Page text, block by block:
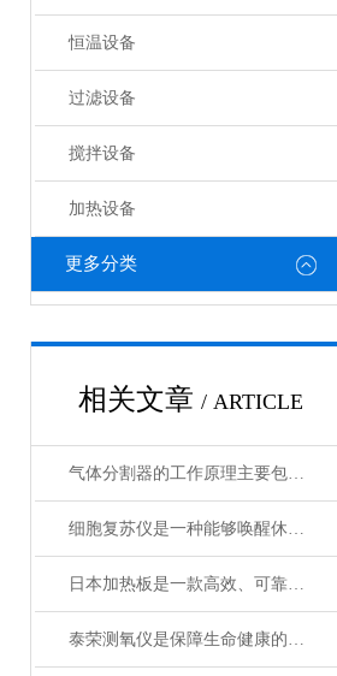
恒温设备
过滤设备
搅拌设备
加热设备
更多分类
相关文章 / ARTICLE
气体分割器的工作原理主要包括以下3个方面
细胞复苏仪是一种能够唤醒休眠状态细胞的创新设备
日本加热板是一款高效、可靠的加热设备
泰荣测氧仪是保障生命健康的重要工具